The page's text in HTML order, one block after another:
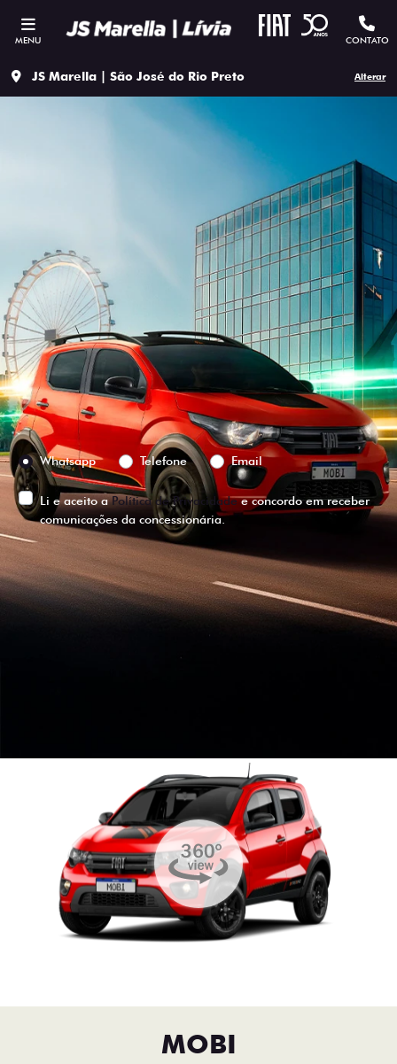
MENU CONTATO
JS Marella | São José do Rio Preto Alterar
ESTOU INTERESSADO
Versão escolhida
Preferência de contato:
Whatsapp
Telefone Email
Li e aceito aPolítica de Privacidadee concordo em receber
comunicações da concessionária.
ENTRAR EM CONTATO
MOBI